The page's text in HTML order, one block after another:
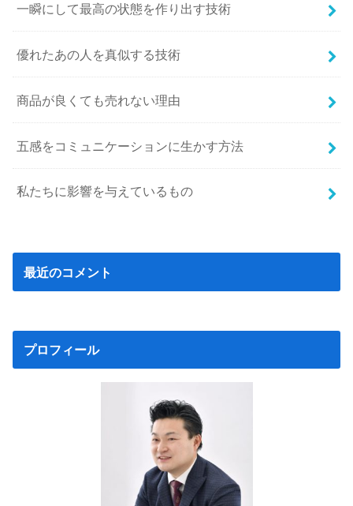
一瞬にして最高の状態を作り出す技術
優れたあの人を真似する技術
商品が良くても売れない理由
五感をコミュニケーションに生かす方法
私たちに影響を与えているもの
最近のコメント
プロフィール